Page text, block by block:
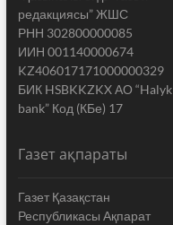
редакциясы” ЖШС
РНН 302800000085
ИИН 001140000674
KZ406017171000000329
БИК HSBKKZKX АО “Halyk
bank” Код (КБе) 17
Газет ақпараты
Газет Қазақстан
Республикасы Ақпарат